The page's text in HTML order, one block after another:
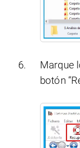
Marque
botón